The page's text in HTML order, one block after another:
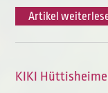
Artikel
KIKI